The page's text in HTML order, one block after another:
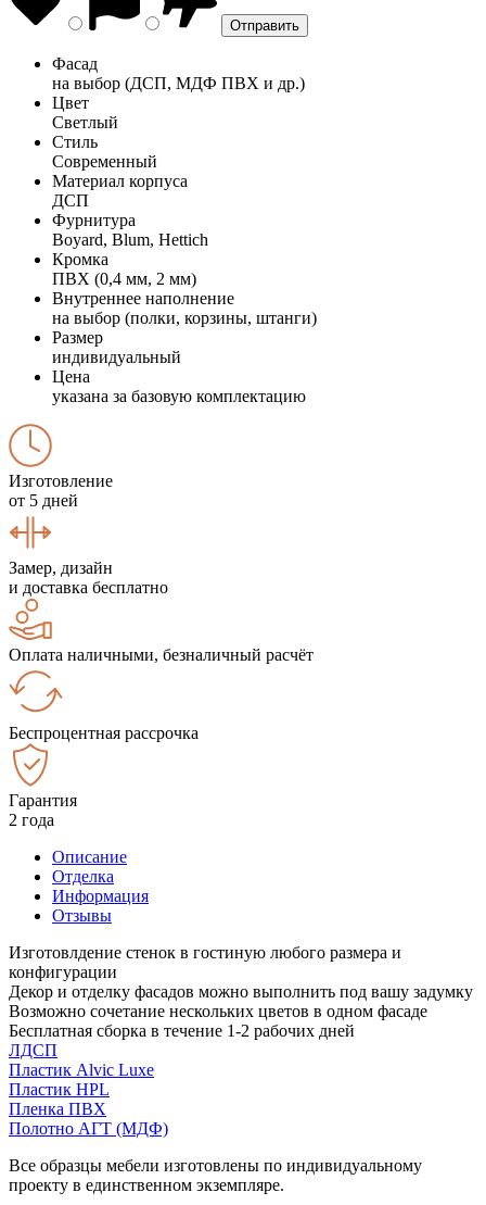
Фасад
на выбор (ДСП, МДФ ПВХ и др.)
Цвет
Светлый
Стиль
Современный
Материал корпуса
ДСП
Фурнитура
Boyard, Blum, Hettich
Кромка
ПВХ (0,4 мм, 2 мм)
Внутреннее наполнение
на выбор (полки, корзины, штанги)
Размер
индивидуальный
Цена
указана за базовую комплектацию
Изготовление
от 5 дней
Замер, дизайн
и доставка бесплатно
Оплата наличными, безналичный расчёт
Беспроцентная рассрочка
Гарантия
2 года
Описание
Отделка
Информация
Отзывы
Изготовлдение стенок в гостиную любого размера и
конфигурации
Декор и отделку фасадов можно выполнить под вашу задумку
Возможно сочетание нескольких цветов в одном фасаде
Бесплатная сборка в течение 1-2 рабочих дней
ЛДСП
Пластик Alvic Luxe
Пластик HPL
Пленка ПВХ
Полотно АГТ (МДФ)
Все образцы мебели изготовлены по индивидуальному
проекту в единственном экземпляре.